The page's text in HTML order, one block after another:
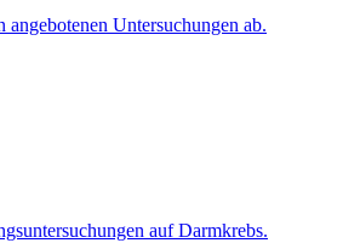
Untersuchungen ab.
auf Darmkrebs.